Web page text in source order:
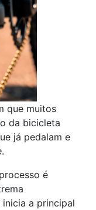
que muitos
da bicicleta
já pedalam e
.
é
a principal